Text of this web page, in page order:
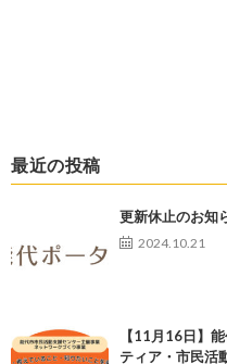
最近の投稿
更新休止のお知
2024.10.21
【11月16日】
ティア・市民活